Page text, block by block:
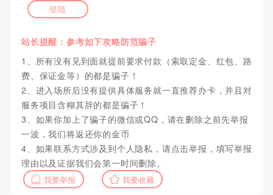
登陆
站长提醒：参考如下攻略防范骗子
1、所有没有见到面就提前要求付款（索取定金、红包、路
费、保证金等）的都是骗子！
2、进入场所后没有提供具体服务就一直推荐办卡，并且对
服务项目含糊其辞的都是骗子！
3、如果你加上了骗子的微信或QQ，请在删除之前先举报
一波，我们将返还你的金币
4、如果联系方式涉及到个人隐私，请点击举报，填写举报
理由以及证据我们会第一时间删除。
我要举报 我要收藏